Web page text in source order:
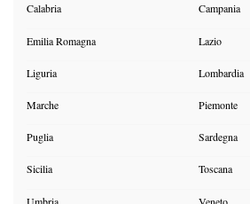
Calabria Campania
Emilia Romagna Lazio
Liguria Lombardia
Marche Piemonte
Puglia Sardegna
Sicilia Toscana
Umbria Veneto